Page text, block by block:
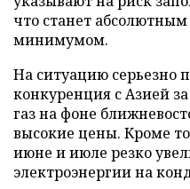
что станет
минимумом.
На ситуацию серьезно
конкуренция с Азией
газ на фоне
высокие цены. Кроме
июне и июле резко
электроэнергии на